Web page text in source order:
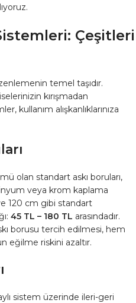
Çeşitleri
temel taşıdır.
kırışmadan
kullanım alışkanlıklarınıza
olan standart askı boruları,
veya krom kaplama
120 cm gibi standart
45 TL – 180 TL arasındadır.
borusu tercih edilmesi, hem
eğilme riskini azaltır.
sistem üzerinde ileri-geri